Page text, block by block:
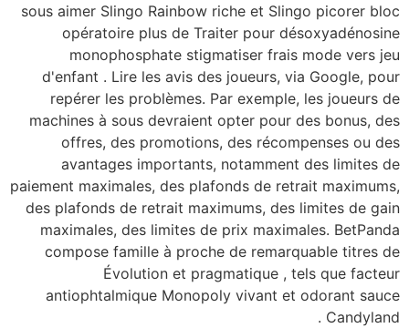
sous aimer Slingo
opératoire plus
d'enfant . Lire les
repérer les
machines à sous
offres, des
avantages
paiement maximales,
des plafonds de
maximales, des
compose famille
antiophtalmique